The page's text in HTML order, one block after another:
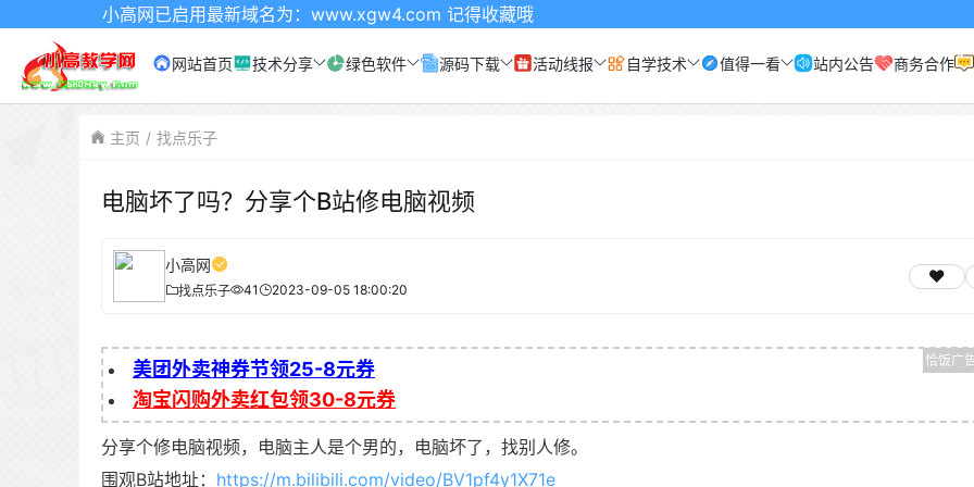
小高网已启用最新域名为：www.xgw4.com 记得收藏哦
网站首页 技术分享 绿色软件 源码下载 活动线报 自学技术 值得一看 站内公告 商务合作
主页 找点乐子
电脑坏了吗？分享个B站修电脑视频
小高网
找点乐子 41 2023-09-05 18:00:20
美团外卖神券节领25-8元券
淘宝闪购外卖红包领30-8元券
分享个修电脑视频，电脑主人是个男的，电脑坏了，找别人修。
围观B站地址： https://m.bilibili.com/video/BV1pf4y1X71e